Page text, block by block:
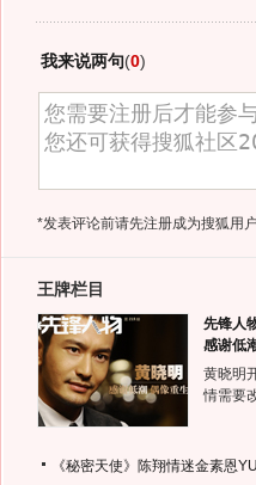
我来说两句(0)
*发表评论前请先注册成为搜狐用
王牌栏目
先锋人
感谢低
黄晓明
情需要
《秘密天使》陈翔情迷金素恩